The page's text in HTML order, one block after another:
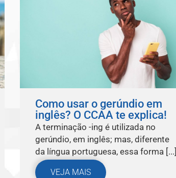
Como usar o gerúndio em
inglês? O CCAA te explica!
A terminação -ing é utilizada no
gerúndio, em inglês; mas, diferente
da língua portuguesa, essa forma [...]
VEJA MAIS